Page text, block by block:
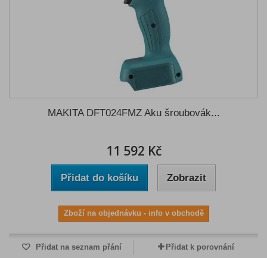
MAKITA DFT024FMZ Aku šroubovák...
11 592 Kč
Přidat do košíku Zobrazit
Zboží na objednávku - info v obchodě
Přidat na seznam přání Přidat k porovnání